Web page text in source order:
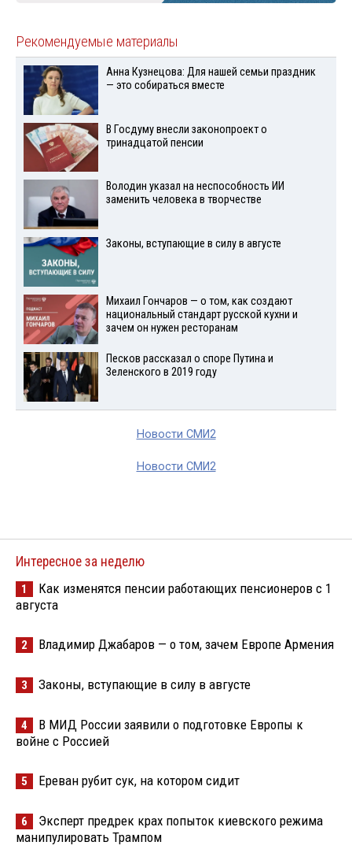
Рекомендуемые материалы
Анна Кузнецова: Для нашей семьи праздник
— это собираться вместе
В Госдуму внесли законопроект о
тринадцатой пенсии
Володин указал на неспособность ИИ
заменить человека в творчестве
Законы, вступающие в силу в августе
Михаил Гончаров — о том, как создают
национальный стандарт русской кухни и
зачем он нужен ресторанам
Песков рассказал о споре Путина и
Зеленского в 2019 году
Новости СМИ2
Новости СМИ2
Интересное за неделю
1
Как изменятся пенсии работающих пенсионеров с 1
августа
2 Владимир Джабаров — о том, зачем Европе Армения
3 Законы, вступающие в силу в августе
4
В МИД России заявили о подготовке Европы к
войне с Россией
5 Ереван рубит сук, на котором сидит
6
Эксперт предрек крах попыток киевского режима
манипулировать Трампом